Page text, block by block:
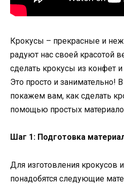
Крокусы – прекрасные и
радуют нас своей красотой
сделать крокусы из конфет
Это просто и занимательно!
покажем вам, как сделать
помощью простых
Шаг 1: Подготовка
Для изготовления крокусов
понадобятся следующие